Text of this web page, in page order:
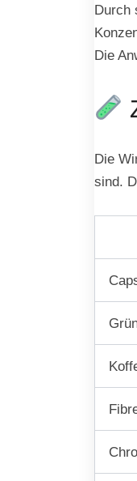
Durch
Die
Die
sind.